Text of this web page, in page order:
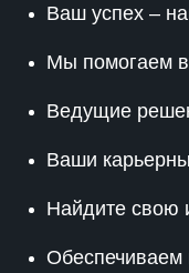
Ваш успех –
Мы помогаем
Ведущие
Ваши
Найдите свою
Обеспечиваем